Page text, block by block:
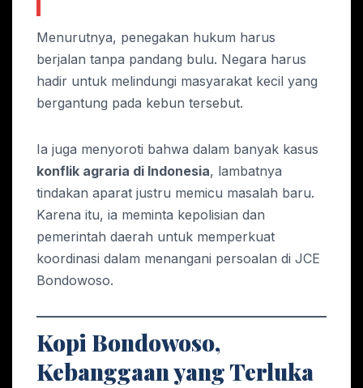
Menurutnya, penegakan hukum harus
berjalan tanpa pandang bulu. Negara harus
hadir untuk melindungi masyarakat kecil yang
bergantung pada kebun tersebut.
Ia juga menyoroti bahwa dalam banyak kasus
konflik agraria di Indonesia, lambatnya
tindakan aparat justru memicu masalah baru.
Karena itu, ia meminta kepolisian dan
pemerintah daerah untuk memperkuat
koordinasi dalam menangani persoalan di JCE
Bondowoso.
Kopi Bondowoso,
Kebanggaan yang Terluka